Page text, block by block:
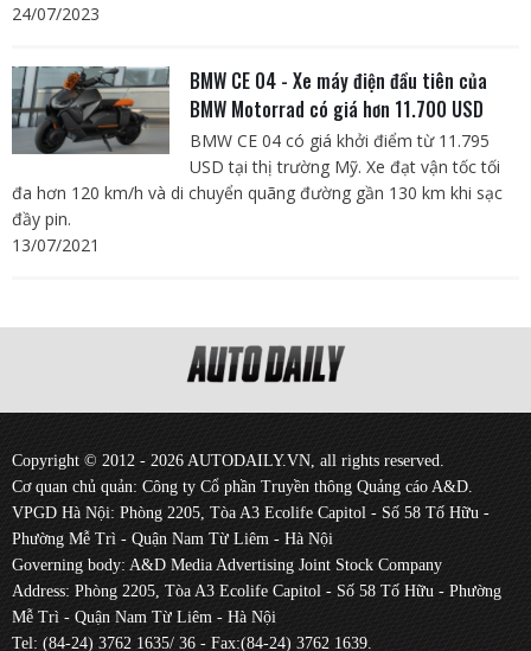
24/07/2023
BMW CE 04 - Xe máy điện đầu tiên của
BMW Motorrad có giá hơn 11.700 USD
BMW CE 04 có giá khởi điểm từ 11.795
USD tại thị trường Mỹ. Xe đạt vận tốc tối
đa hơn 120 km/h và di chuyển quãng đường gần 130 km khi sạc
đầy pin.
13/07/2021
Copyright © 2012 - 2026 AUTODAILY.VN, all rights reserved.
Cơ quan chủ quản: Công ty Cổ phần Truyền thông Quảng cáo A&D.
VPGD Hà Nội: Phòng 2205, Tòa A3 Ecolife Capitol - Số 58 Tố Hữu -
Phường Mễ Trì - Quận Nam Từ Liêm - Hà Nội
Governing body: A&D Media Advertising Joint Stock Company
Address: Phòng 2205, Tòa A3 Ecolife Capitol - Số 58 Tố Hữu - Phường
Mễ Trì - Quận Nam Từ Liêm - Hà Nội
Tel: (84-24) 3762 1635/ 36 - Fax:(84-24) 3762 1639.